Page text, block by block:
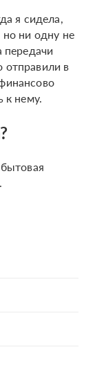
я сидела,
ни одну не
передачи
в
к нему.